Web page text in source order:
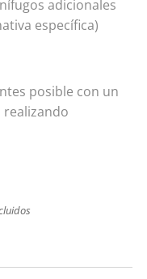
adicionales
específica)
posible con un